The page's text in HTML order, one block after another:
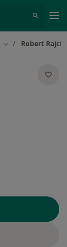
Změna města
Robert Rajci